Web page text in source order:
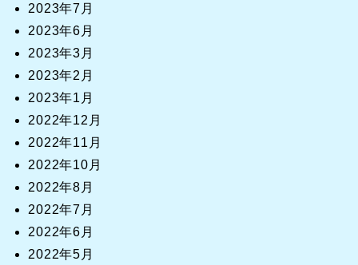
2023年7月
2023年6月
2023年3月
2023年2月
2023年1月
2022年12月
2022年11月
2022年10月
2022年8月
2022年7月
2022年6月
2022年5月